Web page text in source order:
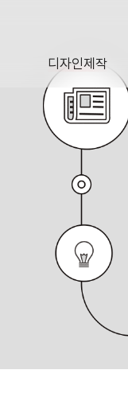
디자인제작
DESIGN